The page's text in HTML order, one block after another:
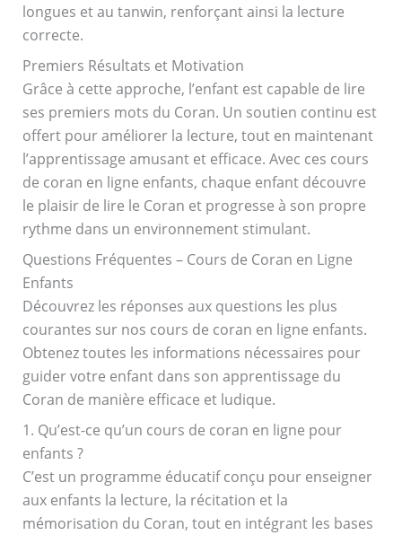
longues et au tanwin, renforçant ainsi la lecture
correcte.
Premiers Résultats et Motivation
Grâce à cette approche, l’enfant est capable de lire
ses premiers mots du Coran. Un soutien continu est
offert pour améliorer la lecture, tout en maintenant
l’apprentissage amusant et efficace. Avec ces cours
de coran en ligne enfants, chaque enfant découvre
le plaisir de lire le Coran et progresse à son propre
rythme dans un environnement stimulant.
Questions Fréquentes – Cours de Coran en Ligne
Enfants
Découvrez les réponses aux questions les plus
courantes sur nos cours de coran en ligne enfants.
Obtenez toutes les informations nécessaires pour
guider votre enfant dans son apprentissage du
Coran de manière efficace et ludique.
1. Qu’est-ce qu’un cours de coran en ligne pour
enfants ?
C’est un programme éducatif conçu pour enseigner
aux enfants la lecture, la récitation et la
mémorisation du Coran, tout en intégrant les bases